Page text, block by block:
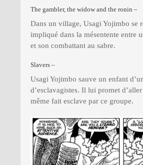
The gambler, the widow and the ronin –
Dans un village, Usagi Yojimbo se
impliqué dans la mésentente entre
et son combattant au sabre.
Slavers –
Usagi Yojimbo sauve un enfant
d’esclavagistes. Il lui promet
même fait esclave par ce groupe.